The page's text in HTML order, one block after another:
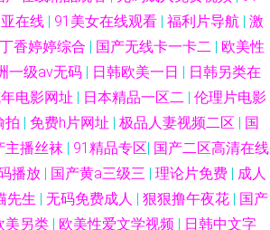
在线 | 91美女在线观看 | 福利片导航 | 激
香婷婷综合 | 国产无线卡一卡二 | 欧美性
一级av无码 | 日韩欧美一日 | 日韩另类在
电影网址 | 日本精品一区二 | 伦理片电影
拍 | 免费h片网址 | 极品人妻视频二区 | 国
主播丝袜 | 91精品专区| 国产二区高清在线
播放 | 国产黄a三级三 | 理论片免费 | 成人
先生 | 无码免费成人 | 狠狠撸午夜花 | 国产
美另类 | 欧美性爱文学视频 | 日韩中文字